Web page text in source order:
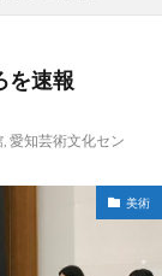
を速報
, 愛知芸術文化セン
美術